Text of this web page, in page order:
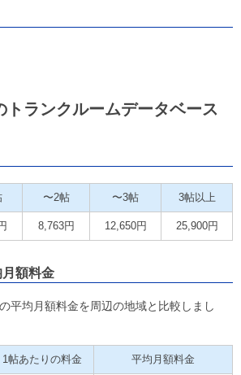
トランクルームデータベース
〜2帖 〜3帖 3帖以上
8,763円 12,650円 25,900円
額料金
平均月額料金を周辺の地域と比較しまし
1帖あたりの料金 平均月額料金